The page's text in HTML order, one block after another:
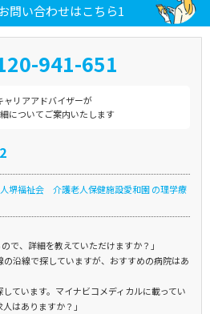
問い合わせはこちら1
941-651
ャリアアドバイザーが
についてご案内いたします
堺福祉会 介護老人保健施設愛和園 の理学療
で、詳細を教えていただけますか？」
沿線で探していますが、おすすめの病院はあ
しています。マイナビコメディカルに載ってい
ありますか？」